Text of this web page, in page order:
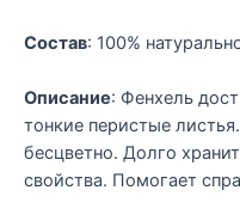
Состав: 100%
Описание: Фенхель
тонкие перистые
бесцветно. Долго
свойства. Помогает